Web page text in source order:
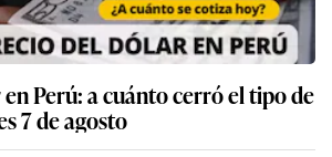
Perú: a cuánto cerró el tipo de
7 de agosto